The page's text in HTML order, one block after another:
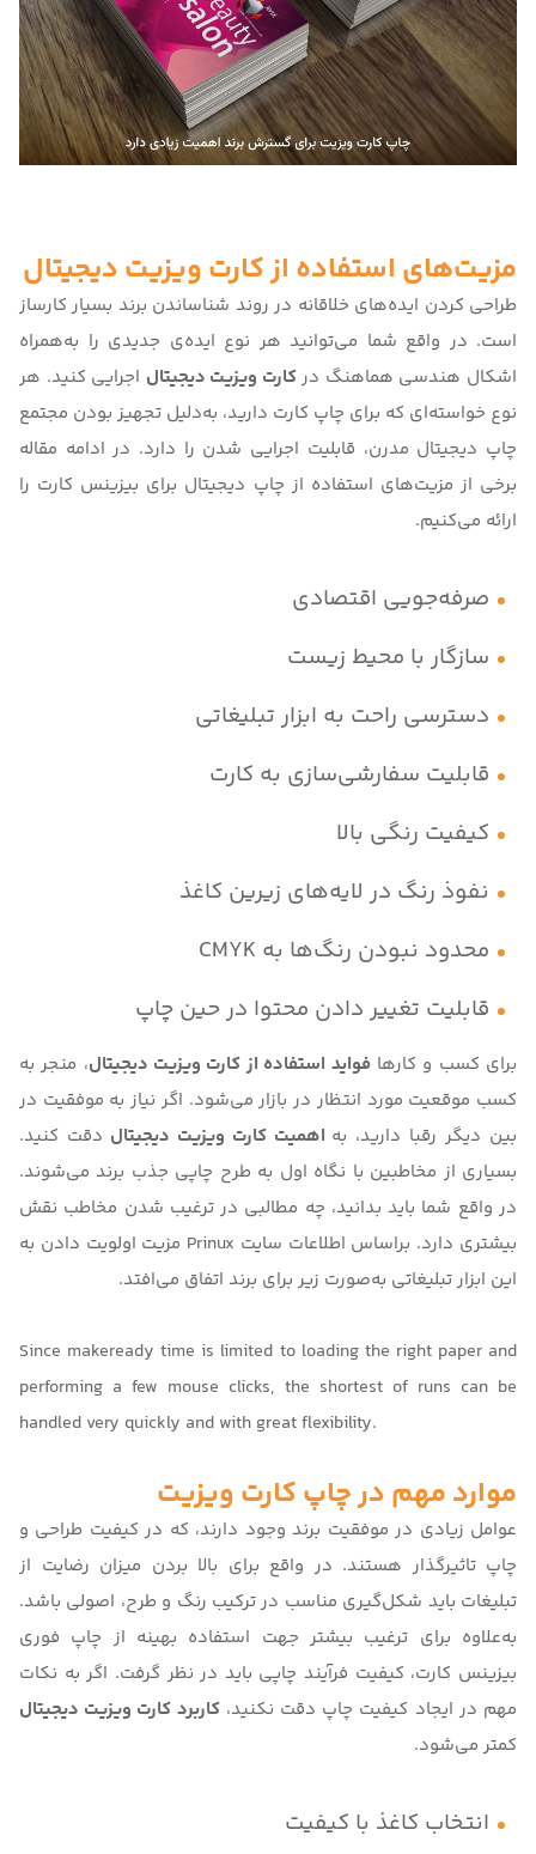
مزیت‌های استفاده از کارت ویزیت دیجیتال
طراحی کردن ایده‌های خلاقانه در روند شناساندن برند بسیار کارساز
است. در واقع شما می‌توانید هر نوع اید‌ه‌ی جدیدی را به‌همراه
اشکال هندسی هماهنگ درکارت ویزیت دیجیتال اجرایی کنید. هر
نوع خواسته‌ای که برای چاپ کارت دارید، به‌دلیل تجهیز بودن مجتمع
چاپ دیجیتال مدرن، قابلیت اجرایی شدن را دارد. در ادامه مقاله
برخی از مزیت‌های استفاده از چاپ دیجیتال برای بیزینس کارت را
ارائه می‌کنیم.
صرفه‌جویی اقتصادی
سازگار با محیط زیست
دسترسی راحت به ابزار تبلیغاتی
قابلیت سفارشی‌سازی به کارت
کیفیت رنگی بالا
نفوذ رنگ در لایه‌های زیرین کاغذ
محدود نبودن رنگ‌ها به CMYK
قابلیت تغییر دادن محتوا در حین چاپ
برای کسب و کارهافواید استفاده از کارت ویزیت دیجیتال، منجر به
کسب موقعیت مورد انتظار در بازار می‌شود. اگر نیاز به موفقیت در
بین دیگر رقبا دارید، به اهمیت کارت ویزیت دیجیتال دقت کنید.
بسیاری از مخاطبین با نگاه اول به طرح چاپی جذب برند می‌شوند.
در واقع شما باید بدانید، چه مطالبی در ترغیب شدن مخاطب نقش
بیشتری دارد. براساس اطلاعات سایت Prinux مزیت اولویت دادن به
این ابزار تبلیغاتی به‌صورت زیر برای برند اتفاق می‌افتد.
Since makeready time is limited to loading the right paper and
performing a few mouse clicks, the shortest of runs can be
handled very quickly and with great flexibility.
موارد مهم در چاپ کارت ویزیت
عوامل زیادی در موفقیت برند وجود دارند، که در کیفیت طراحی و
چاپ تاثیرگذار هستند. در واقع برای بالا بردن میزان رضایت از
تبلیغات باید شکل‌گیری مناسب در ترکیب رنگ و طرح، اصولی باشد.
به‌علاوه برای ترغیب بیشتر جهت استفاده بهینه از چاپ فوری
بیزینس کارت، کیفیت فرآیند چاپی باید در نظر گرفت. اگر به نکات
مهم در ایجاد کیفیت چاپ دقت نکنید،کاربرد کارت ویزیت دیجیتال
کمتر می‌شود.
انتخاب کاغذ با کیفیت